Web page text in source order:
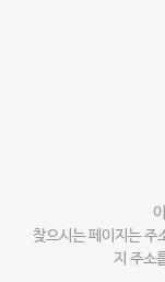
찾으시는 페이지는 주
지 주소